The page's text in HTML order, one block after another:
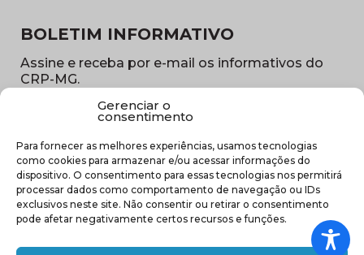
Gerenciar o
consentimento
Para fornecer as melhores experiências, usamos tecnologias
como cookies para armazenar e/ou acessar informações do
dispositivo. O consentimento para essas tecnologias nos permitirá
processar dados como comportamento de navegação ou IDs
exclusivos neste site. Não consentir ou retirar o consentimento
pode afetar negativamente certos recursos e funções.
BOLETIM INFORMATIVO
Assine e receba por e-mail os informativos do
CRP-MG.
E-
mail
(obrigatório)
Sub
região